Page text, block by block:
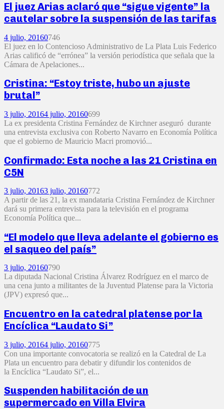
El juez Arias aclaró que “sigue vigente” la
cautelar sobre la suspensión de las tarifas
4 julio, 20160746
El juez en lo Contencioso Administrativo de La Plata Luis Federico
Arias calificó de “errónea” la versión periodística que señala que la
Cámara de Apelaciones...
Cristina: “Estoy triste, hubo un ajuste
brutal”
3 julio, 20164 julio, 20160699
La ex presidenta Cristina Fernández de Kirchner aseguró durante
una entrevista exclusiva con Roberto Navarro en Economía Política
que el gobierno de Mauricio Macri promovió...
Confirmado: Esta noche a las 21 Cristina en
C5N
3 julio, 20163 julio, 20160772
A partir de las 21, la ex mandataria Cristina Fernández de Kirchner
dará su primera entrevista para la televisión en el programa
Economía Política que...
“El modelo que lleva adelante el gobierno es
el saqueo del país”
3 julio, 20160790
La diputada Nacional Cristina Álvarez Rodríguez en el marco de
una cena junto a militantes de la Juventud Platense para la Victoria
(JPV) expresó que...
Encuentro en la catedral platense por la
Encíclica “Laudato Si”
3 julio, 20164 julio, 20160775
Con una importante convocatoria se realizó en la Catedral de La
Plata un encuentro para debatir y difundir los contenidos de
la Encíclica “Laudato Si”, el...
Suspenden habilitación de un
supermercado en Villa Elvira